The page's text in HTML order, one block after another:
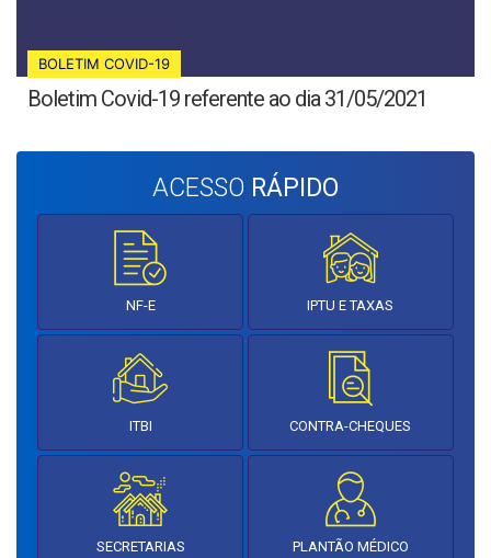
BOLETIM COVID-19
Boletim Covid-19 referente ao dia 31/05/2021
ACESSO RÁPIDO
NF-E IPTU E TAXAS
ITBI CONTRA-CHEQUES
SECRETARIAS PLANTÃO MÉDICO